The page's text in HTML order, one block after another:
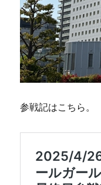
参戦記はこちら。